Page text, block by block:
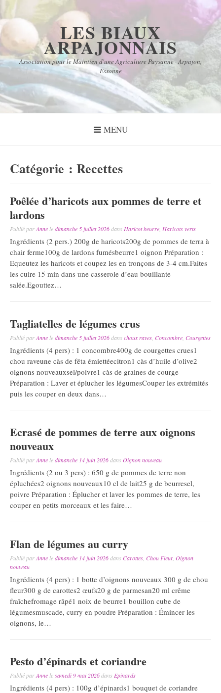
Aller
au
contenu
LES BIAUX
ARPAJONNAIS
Association pour le Maintien d'une Agriculture Paysanne · Arpajon,
Essonne
MENU
Catégorie : Recettes
Poêlée d’haricots aux pommes de terre et
lardons
Publié parAnneledimanche 5 juillet 2026dans Haricot beurre Haricots verts
Ingrédients (2 pers.) 200g de haricots200g de pommes de terra à
chair ferme100g de lardons fumésbeurre1 oignon Préparation :
Equeutez les haricots et coupez les en tronçons de 3-4 cm.Faites
les cuire 15 min dans une casserole d’eau bouillante
salée.Egouttez…
Tagliatelles de légumes crus
Publié parAnneledimanche 5 juillet 2026dans choux raves Concombre Courgettes
Ingrédients (4 pers) : 1 concombre400g de courgettes crues1
chou raveune càs de fêta émiettéecitron1 càs d’huile d’olive2
oignons nouveauxsel/poivre1 càs de graines de courge
Préparation : Laver et éplucher les légumesCouper les extrémités
puis les couper en deux dans…
Ecrasé de pommes de terre aux oignons
nouveaux
Publié parAnneledimanche 14 juin 2026dans Oignon nouveau
Ingrédients (2 ou 3 pers) : 650 g de pommes de terre non
épluchées2 oignons nouveaux10 cl de lait25 g de beurresel,
poivre Préparation : Éplucher et laver les pommes de terre, les
couper en petits morceaux et les faire…
Flan de légumes au curry
Publié parAnneledimanche 14 juin 2026dans Carottes Chou Fleur, Oignon
nouveau
Ingrédients (4 pers) : 1 botte d’oignons nouveaux 300 g de chou
fleur300 g de carottes2 œufs20 g de parmesan20 ml crême
fraîchefromage râpé1 noix de beurre1 bouillon cube de
légumesmuscade, curry en poudre Préparation : Émincer les
oignons, le…
Pesto d’épinards et coriandre
Publié parAnnelesamedi 9 mai 2026dans Epinards
Ingrédients (4 pers) : 100g d’épinards1 bouquet de coriandre